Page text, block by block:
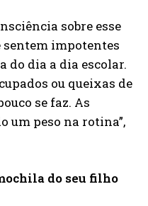
sobre esse
sentem impotentes
do dia a dia escolar.
ou queixas de
se faz. As
um peso na rotina”,
do seu filho